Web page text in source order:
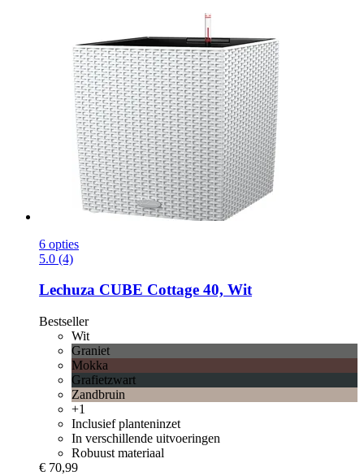
6 opties
5.0 (4)
Lechuza CUBE Cottage 40, Wit
Bestseller
Wit
Graniet
Mokka
Grafietzwart
Zandbruin
+1
Inclusief planteninzet
In verschillende uitvoeringen
Robuust materiaal
€ 70,99